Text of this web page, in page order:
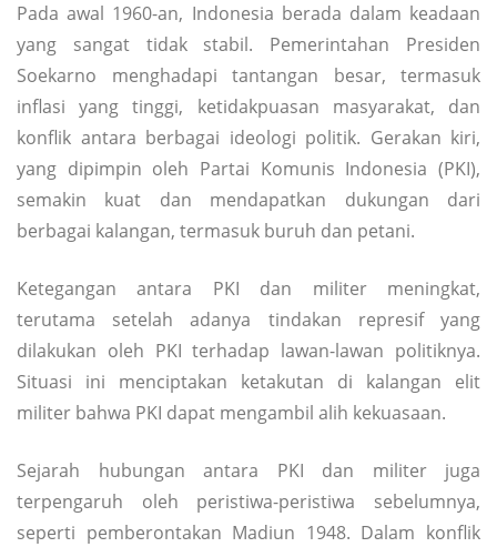
Pada awal 1960-an, Indonesia berada dalam keadaan
yang sangat tidak stabil. Pemerintahan Presiden
Soekarno menghadapi tantangan besar, termasuk
inflasi yang tinggi, ketidakpuasan masyarakat, dan
konflik antara berbagai ideologi politik. Gerakan kiri,
yang dipimpin oleh Partai Komunis Indonesia (PKI),
semakin kuat dan mendapatkan dukungan dari
berbagai kalangan, termasuk buruh dan petani.
Ketegangan antara PKI dan militer meningkat,
terutama setelah adanya tindakan represif yang
dilakukan oleh PKI terhadap lawan-lawan politiknya.
Situasi ini menciptakan ketakutan di kalangan elit
militer bahwa PKI dapat mengambil alih kekuasaan.
Sejarah hubungan antara PKI dan militer juga
terpengaruh oleh peristiwa-peristiwa sebelumnya,
seperti pemberontakan Madiun 1948. Dalam konflik